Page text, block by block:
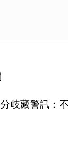
歧藏警訊：